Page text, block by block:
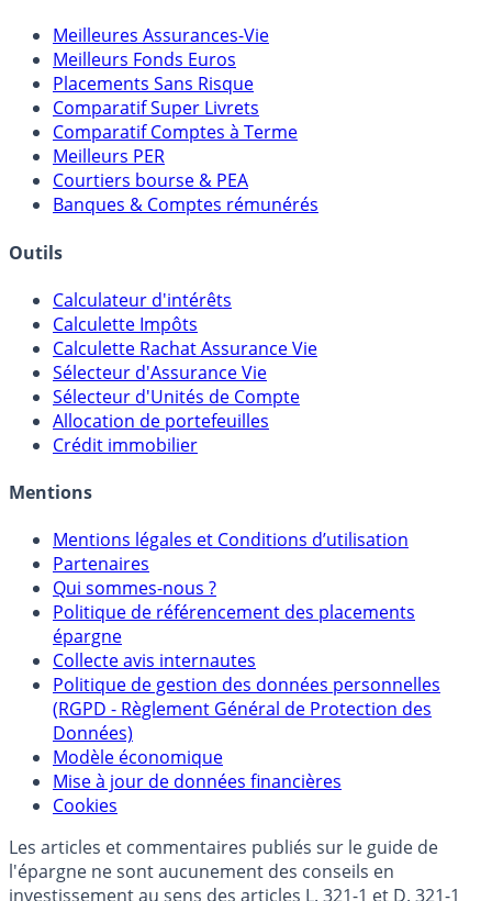
Meilleures Assurances-Vie
Meilleurs Fonds Euros
Placements Sans Risque
Comparatif Super Livrets
Comparatif Comptes à Terme
Meilleurs PER
Courtiers bourse & PEA
Calculateur d'intérêts
Calculette Impôts
Calculette Rachat Assurance Vie
Sélecteur d'Assurance Vie
Sélecteur d'Unités de Compte
Allocation de portefeuilles
Mentions légales et Conditions d’utilisation
Partenaires
Qui sommes-nous ?
Politique de référencement des placements
épargne
Collecte avis internautes
Politique de gestion des données personnelles
(RGPD - Règlement Général de Protection des
Données)
Modèle économique
Mise à jour de données financières
Cookies
Les articles et commentaires publiés sur le guide de